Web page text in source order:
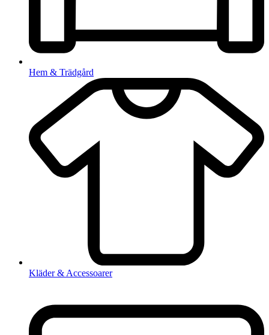
Hem & Trädgård
Kläder & Accessoarer